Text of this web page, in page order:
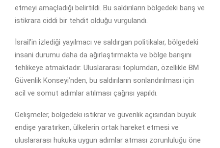
etmeyi amaçladığı belirtildi. Bu saldırıların bölgedeki barış ve
istikrara ciddi bir tehdit olduğu vurgulandı.
İsrail’in izlediği yayılmacı ve saldırgan politikalar, bölgedeki
insani durumu daha da ağırlaştırmakta ve bölge barışını
tehlikeye atmaktadır. Uluslararası toplumdan, özellikle BM
Güvenlik Konseyi’nden, bu saldırıların sonlandırılması için
acil ve somut adımlar atılması çağrısı yapıldı.
Gelişmeler, bölgedeki istikrar ve güvenlik açısından büyük
endişe yaratırken, ülkelerin ortak hareket etmesi ve
uluslararası hukuka uygun adımlar atması zorunluluğu öne